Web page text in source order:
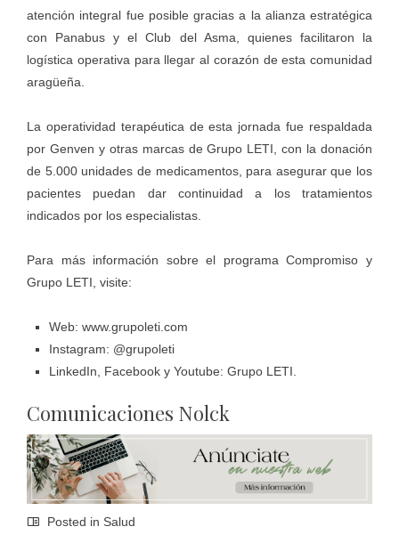
atención integral fue posible gracias a la alianza estratégica
con Panabus y el Club del Asma, quienes facilitaron la
logística operativa para llegar al corazón de esta comunidad
aragüeña.
La operatividad terapéutica de esta jornada fue respaldada
por Genven y otras marcas de Grupo LETI, con la donación
de 5.000 unidades de medicamentos, para asegurar que los
pacientes puedan dar continuidad a los tratamientos
indicados por los especialistas.
Para más información sobre el programa Compromiso y
Grupo LETI, visite:
Web: www.grupoleti.com
Instagram: @grupoleti
LinkedIn, Facebook y Youtube: Grupo LETI.
Comunicaciones Nolck
Posted in Salud